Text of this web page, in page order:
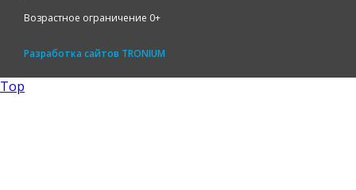
Возрастное ограничение 0+
Разработка сайтов TRONIUM
Top